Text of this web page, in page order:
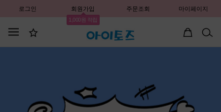
로그인 회원가입
1,000원 적립
주문조회 마이페이지